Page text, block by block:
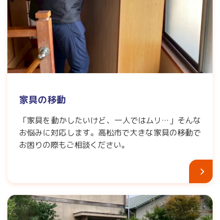
家具の移動
「家具を動かしたいけど、一人ではムリ…」そんな
お悩みに対応します。高松市で大きな家具の移動で
お困りの際もご相談ください。